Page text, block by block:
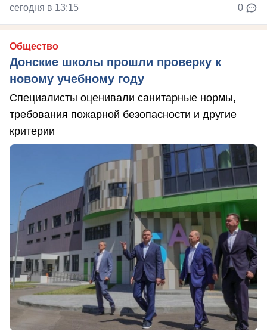
сегодня в 13:15 0
Общество
Донские школы прошли проверку к
новому учебному году
Специалисты оценивали санитарные нормы,
требования пожарной безопасности и другие
критерии